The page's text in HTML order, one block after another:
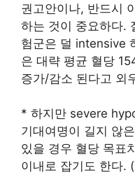
권고안이나, 반드시
하는 것이 중요하다.
험군은 덜 intensive
은 대략 평균 혈당
증가/감소 된다고 외
* 하지만 severe
기대여명이 길지 않
있을 경우 혈당 목표
이내로 잡기도 한다.